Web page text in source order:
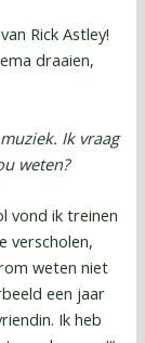
Rick Astley!
draaien,
Ik vraag
weten?
vond ik treinen
verscholen,
weten niet
een jaar
Ik heb